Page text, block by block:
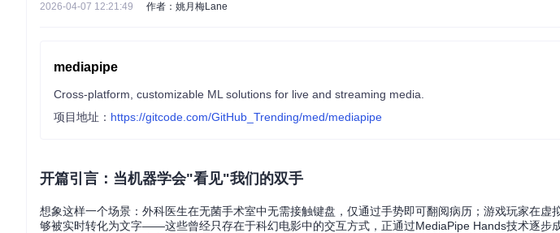
2026-04-07 12:21:49 作者：姚月梅Lane
mediapipe
Cross-platform, customizable ML solutions for live and streaming media.
项目地址： https://gitcode.com/GitHub_Trending/med/mediapipe
开篇引言：当机器学会"看见"我们的双手
想象这样一个场景：外科医生在无菌手术室中无需接触键盘，仅通过手势即可翻阅病历；游戏玩家在虚
够被实时转化为文字——这些曾经只存在于科幻电影中的交互方式，正通过MediaPipe Hands技术逐步